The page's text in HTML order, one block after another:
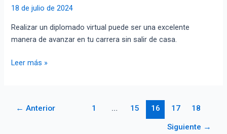
18 de julio de 2024
Realizar un diplomado virtual puede ser una excelente
manera de avanzar en tu carrera sin salir de casa.
tener
en
un
virtual
Leer más »
← Anterior 1 … 15 16 17 18
Siguiente →